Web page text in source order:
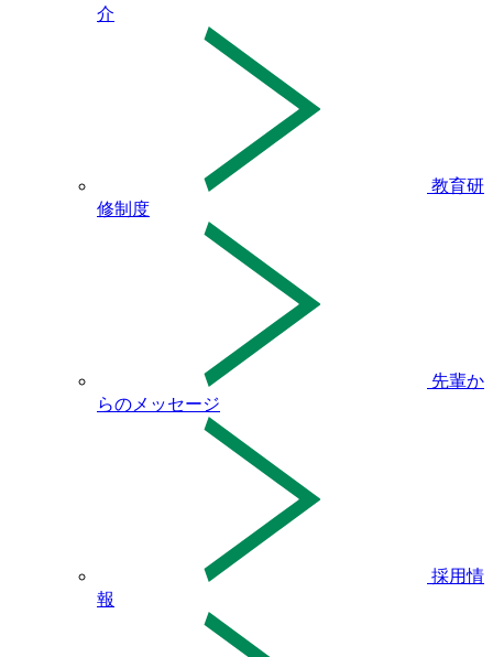
介
教育研
修制度
先輩か
らのメッセージ
採用情
報